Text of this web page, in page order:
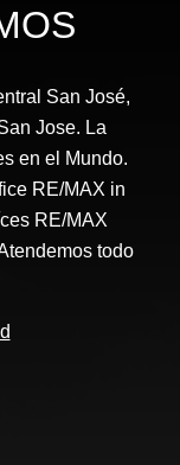
San José,
Jose. La
en el Mundo.
RE/MAX in
RE/MAX
todo